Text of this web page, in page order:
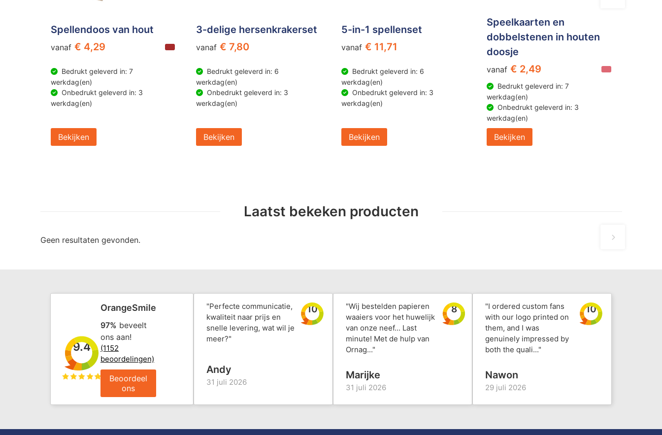
Spellendoos van hout
vanaf € 4,29
Bedrukt geleverd in: 7
werkdag(en)
Onbedrukt geleverd in: 3
werkdag(en)
Bekijken
3-delige hersenkrakerset
vanaf € 7,80
Bedrukt geleverd in: 6
werkdag(en)
Onbedrukt geleverd in: 3
werkdag(en)
Bekijken
5-in-1 spellenset
vanaf € 11,71
Bedrukt geleverd in: 6
werkdag(en)
Onbedrukt geleverd in: 3
werkdag(en)
Bekijken
Speelkaarten en
dobbelstenen in houten
doosje
vanaf € 2,49
Bedrukt geleverd in: 7
werkdag(en)
Onbedrukt geleverd in: 3
werkdag(en)
Bekijken
Laatst bekeken producten
Geen resultaten gevonden.
9.4
OrangeSmile
97% beveelt
ons aan!
(1152
beoordelingen)
Beoordeel
ons
"Perfecte communicatie,
kwaliteit naar prijs en
snelle levering, wat wil je
meer?"
10
Andy
31 juli 2026
"Wij bestelden papieren
waaiers voor het huwelijk
van onze neef... Last
minute! Met de hulp van
Ornag..."
8
Marijke
31 juli 2026
"I ordered custom fans
with our logo printed on
them, and I was
genuinely impressed by
both the quali..."
10
Nawon
29 juli 2026